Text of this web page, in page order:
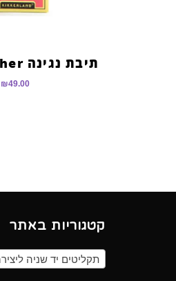
תיבת נגינה Pink Panther
₪49.00
קטגוריות באתר
תקליטים יד שניה